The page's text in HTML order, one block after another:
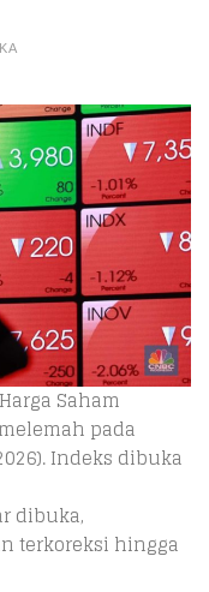
Saham
pada
Indeks dibuka
dibuka,
terkoreksi hingga